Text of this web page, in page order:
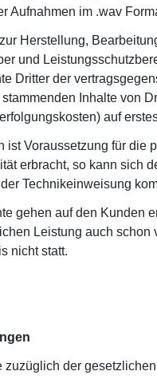
Aufnahmen im .wav
Herstellung,
und
Dritter der
Inhalte von
auf
ist Voraussetzung für
erbracht, so kann sich
Technikeinweisung
gehen auf den Kunden
Leistung auch
nicht statt.
zuzüglich der